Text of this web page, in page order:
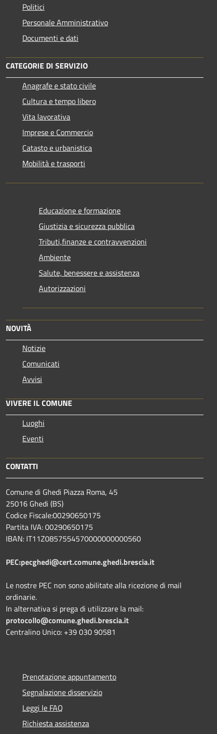
Politici
Personale Amministrativo
Documenti e dati
CATEGORIE DI SERVIZIO
Anagrafe e stato civile
Cultura e tempo libero
Vita lavorativa
Imprese e Commercio
Catasto e urbanistica
Mobilità e trasporti
Educazione e formazione
Giustizia e sicurezza pubblica
Tributi,finanze e contravvenzioni
Ambiente
Salute, benessere e assistenza
Autorizzazioni
NOVITÀ
Notizie
Comunicati
Avvisi
VIVERE IL COMUNE
Luoghi
Eventi
CONTATTI
Comune di Ghedi Piazza Roma, 45
25016 Ghedi (BS)
Codice Fiscale:00290650175
Partita IVA: 00290650175
IBAN: IT11Z0857554570000000000560
PEC:pecghedi@cert.comune.ghedi.brescia.it
Le nostre PEC non sono abilitate alla ricezione di mail
ordinarie.
In alternativa si prega di utilizzare la mail:
protocollo@comune.ghedi.brescia.it
Centralino Unico: +39 030 90581
Prenotazione appuntamento
Segnalazione disservizio
Leggi le FAQ
Richiesta assistenza